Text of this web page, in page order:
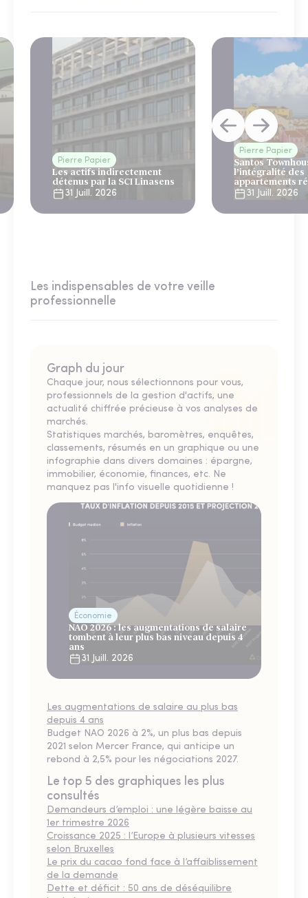
Pierre Papier
Les actifs indirectement
détenus par la SCI Linasens
31 Juill. 2026
Pierre Papier
Santos
l’intégralité des
appartements
Lisbonne
31 Juill. 2026
Les indispensables de votre veille
professionnelle
Graph du jour
Chaque jour, nous sélectionnons pour vous,
professionnels de la gestion d'actifs, une
actualité chiffrée précieuse à vos analyses de
marchés.
Statistiques marchés, baromètres, enquêtes,
classements, résumés en un graphique ou une
infographie dans divers domaines : épargne,
immobilier, économie, finances, etc. Ne
manquez pas l'info visuelle quotidienne !
Économie
NAO 2026 : les augmentations de salaire
tombent à leur plus bas niveau depuis 4
ans
31 Juill. 2026
Les augmentations de salaire au plus bas
depuis 4 ans
Budget NAO 2026 à 2%, un plus bas depuis
2021 selon Mercer France, qui anticipe un
rebond à 2,5% pour les négociations 2027.
Le top 5 des graphiques les plus
consultés
Demandeurs d’emploi : une légère baisse au
1er trimestre 2026
Croissance 2025 : l’Europe à plusieurs vitesses
selon Bruxelles
Le prix du cacao fond face à l’affaiblissement
de la demande
Dette et déficit : 50 ans de déséquilibre